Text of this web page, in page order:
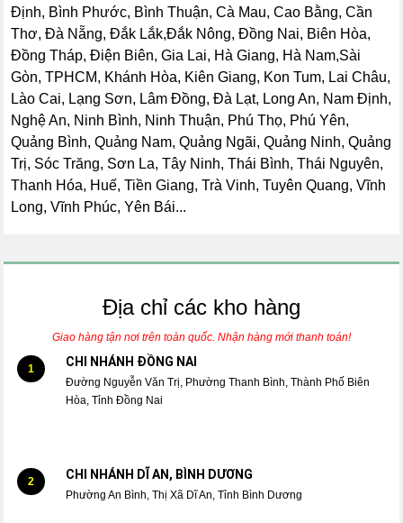
Định, Bình Phước, Bình Thuận, Cà Mau, Cao Bằng, Cần
Thơ, Đà Nẵng, Đắk Lắk,Đắk Nông, Đồng Nai, Biên Hòa,
Đồng Tháp, Điện Biên, Gia Lai, Hà Giang, Hà Nam,Sài
Gòn, TPHCM, Khánh Hòa, Kiên Giang, Kon Tum, Lai Châu,
Lào Cai, Lạng Sơn, Lâm Đồng, Đà Lạt, Long An, Nam Định,
Nghệ An, Ninh Bình, Ninh Thuận, Phú Thọ, Phú Yên,
Quảng Bình, Quảng Nam, Quảng Ngãi, Quảng Ninh, Quảng
Trị, Sóc Trăng, Sơn La, Tây Ninh, Thái Bình, Thái Nguyên,
Thanh Hóa, Huế, Tiền Giang, Trà Vinh, Tuyên Quang, Vĩnh
Long, Vĩnh Phúc, Yên Bái...
Địa chỉ các kho hàng
Giao hàng tận nơi trên toàn quốc. Nhận hàng mới thanh toán!
1 CHI NHÁNH ĐỒNG NAI
Đường Nguyễn Văn Trị, Phường Thanh Bình, Thành Phố Biên
Hòa, Tỉnh Đồng Nai
2 CHI NHÁNH DĨ AN, BÌNH DƯƠNG
Phường An Bình, Thị Xã Dĩ An, Tỉnh Bình Dương